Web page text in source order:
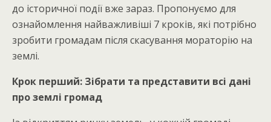
до історичної події вже зараз. Пропонуємо для
ознайомлення найважливіші 7 кроків, які потрібно
зробити громадам після скасування мораторію на
землі.
Крок перший: Зібрати та представити всі дані
про землі громад